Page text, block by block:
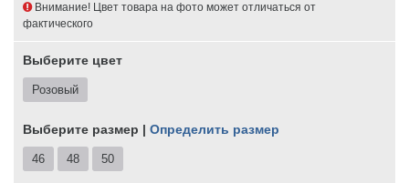
Внимание! Цвет товара на фото может отличаться от
фактического
Выберите цвет
Розовый
Выберите размер | Определить размер
46 48 50